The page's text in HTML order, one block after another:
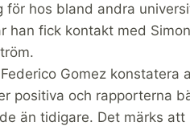
för hos bland andra
han fick kontakt med
Gomez
positiva och rapporterna
än tidigare. Det märks